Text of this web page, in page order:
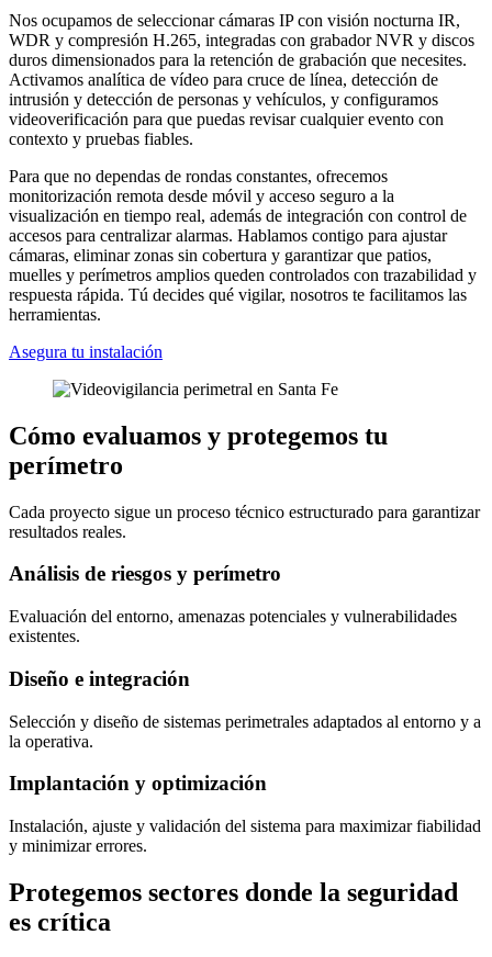
Nos ocupamos de seleccionar cámaras IP con visión nocturna IR,
WDR y compresión H.265, integradas con grabador NVR y discos
duros dimensionados para la retención de grabación que necesites.
Activamos analítica de vídeo para cruce de línea, detección de
intrusión y detección de personas y vehículos, y configuramos
videoverificación para que puedas revisar cualquier evento con
contexto y pruebas fiables.
Para que no dependas de rondas constantes, ofrecemos
monitorización remota desde móvil y acceso seguro a la
visualización en tiempo real, además de integración con control de
accesos para centralizar alarmas. Hablamos contigo para ajustar
cámaras, eliminar zonas sin cobertura y garantizar que patios,
muelles y perímetros amplios queden controlados con trazabilidad y
respuesta rápida. Tú decides qué vigilar, nosotros te facilitamos las
herramientas.
Asegura tu instalación
Cómo evaluamos y protegemos tu
perímetro
Cada proyecto sigue un proceso técnico estructurado para garantizar
resultados reales.
Análisis de riesgos y perímetro
Evaluación del entorno, amenazas potenciales y vulnerabilidades
existentes.
Diseño e integración
Selección y diseño de sistemas perimetrales adaptados al entorno y a
la operativa.
Implantación y optimización
Instalación, ajuste y validación del sistema para maximizar fiabilidad
y minimizar errores.
Protegemos sectores donde la seguridad
es crítica